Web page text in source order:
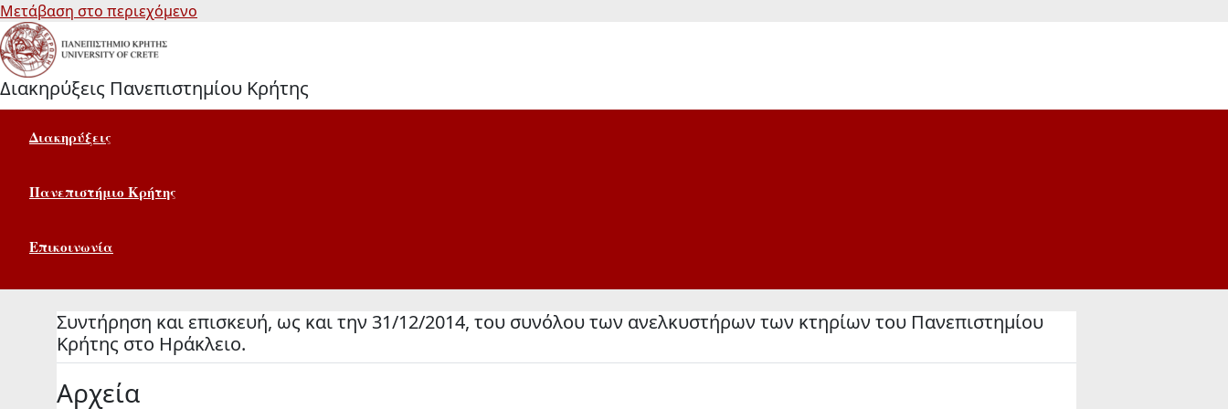
Μετάβαση στο περιεχόμενο
Διακηρύξεις Πανεπιστημίου Κρήτης
Διακηρύξεις
Πανεπιστήμιο Κρήτης
Επικοινωνία
Συντήρηση και επισκευή, ως και την 31/12/2014, του συνόλου των ανελκυστήρων των κτηρίων του Πανεπιστημίου
Κρήτης στο Ηράκλειο.
Αρχεία